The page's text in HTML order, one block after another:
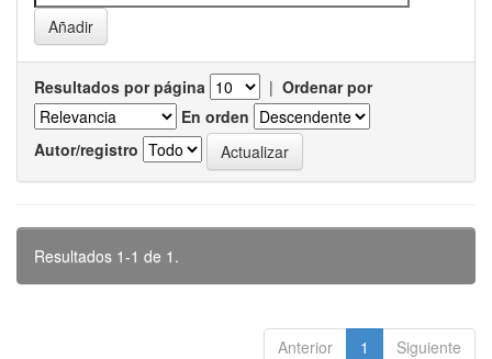
Resultados por página | Ordenar por
En orden
Autor/registro
Resultados 1-1 de 1.
Anterior 1 Siguiente